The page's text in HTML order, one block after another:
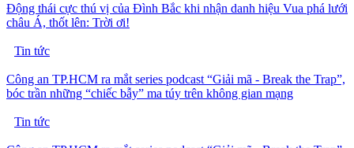
Động thái cực thú vị của Đình Bắc khi nhận danh hiệu Vua phá lưới
châu Á, thốt lên: Trời ơi!
Tin tức
Công an TP.HCM ra mắt series podcast “Giải mã - Break the Trap”,
bóc trần những “chiếc bẫy” ma túy trên không gian mạng
Tin tức